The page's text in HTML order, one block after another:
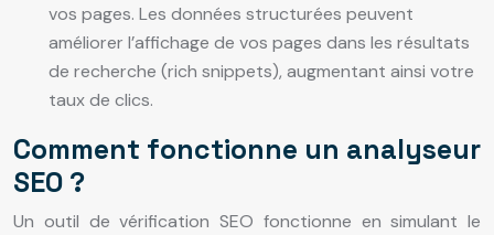
vos pages. Les données structurées peuvent
améliorer l’affichage de vos pages dans les résultats
de recherche (rich snippets), augmentant ainsi votre
taux de clics.
Comment fonctionne un analyseur
SEO ?
Un outil de vérification SEO fonctionne en simulant le